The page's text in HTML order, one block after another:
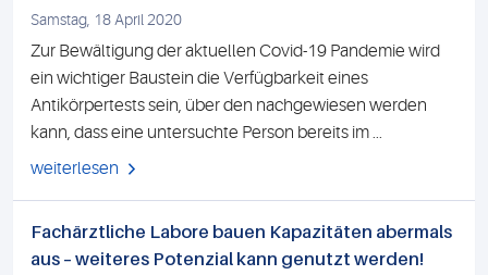
Samstag, 18 April 2020
Zur Bewältigung der aktuellen Covid-19 Pandemie wird
ein wichtiger Baustein die Verfügbarkeit eines
Antikörpertests sein, über den nachgewiesen werden
kann, dass eine untersuchte Person bereits im ...
weiterlesen
Fachärztliche Labore bauen Kapazitäten abermals
aus – weiteres Potenzial kann genutzt werden!